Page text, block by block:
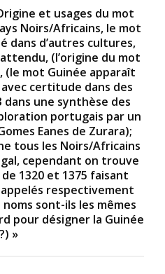
et usages du mot
Noirs/Africains, le mot
dans d’autres cultures,
(l’origine du mot
(le mot Guinée apparaît
certitude dans des
une synthèse des
portugais par un
Eanes de Zurara);
tous les Noirs/Africains
cependant on trouve
1320 et 1375 faisant
respectivement
sont-ils les mêmes
pour désigner la Guinée
?) »